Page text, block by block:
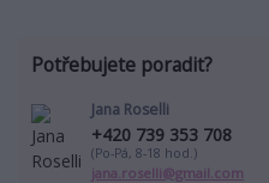
Potřebujete poradit?
Jana Roselli
+420 739 353 708
(Po-Pá, 8-18 hod.)
jana.roselli@gmail.com